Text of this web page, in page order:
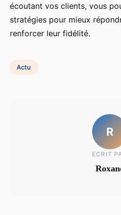
écoutant vos clients, vous
stratégies pour mieux
renforcer leur fidélité.
Actu
R
ECRIT